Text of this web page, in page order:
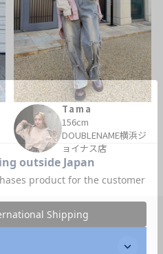
Tama
156cm
DOUBLENAME横浜ジ
ョイナス店